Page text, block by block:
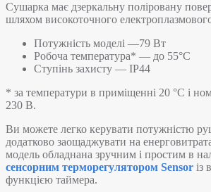
Сушарка має дзеркальну поліровану
шляхом високоточного
Потужність моделі —79 Вт
Робоча температура* — до 55°C
Ступінь захисту — IP44
* за температури в приміщенні 20 °С і
230 В.
Ви можете легко керувати потужністю
додатково заощаджувати на
модель обладнана зручним і простим в
сенсорним терморегулятором Sensor із
функцією таймера.